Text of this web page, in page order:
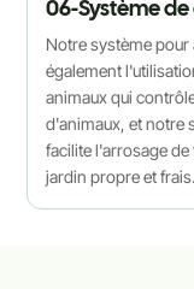
06-Système
Notre système
également
animaux qui
d'animaux, et notre
facilite l'arrosage
jardin propre et frais.